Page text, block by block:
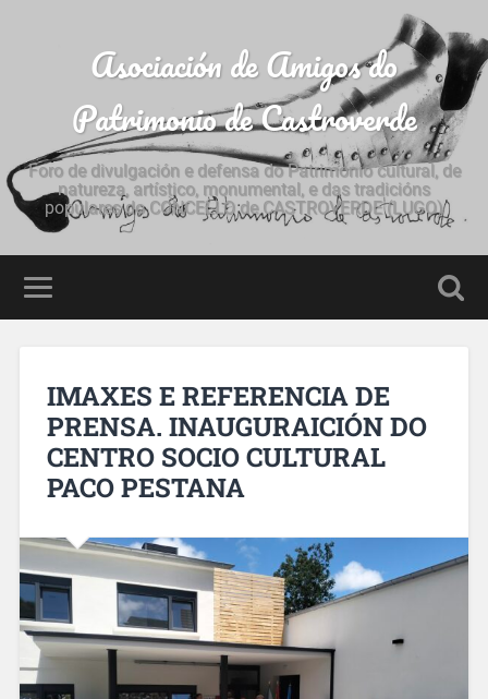
Asociación de Amigos do
Patrimonio de Castroverde
Foro de divulgación e defensa do Patrimonio cultural, de
natureza, artístico, monumental, e das tradicións
populares do CONCELLO de CASTROVERDE (LUGO)
IMAXES E REFERENCIA DE
PRENSA. INAUGURAICIÓN DO
CENTRO SOCIO CULTURAL
PACO PESTANA